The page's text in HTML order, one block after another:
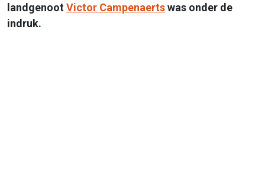
landgenootVictor Campenaertswas onder de
indruk.